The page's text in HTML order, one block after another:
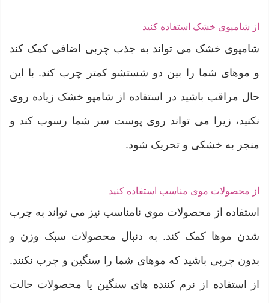
از شامپوی خشک استفاده کنید
شامپوی خشک می تواند به جذب چربی اضافی کمک کند
و موهای شما را بین دو شستشو کمتر چرب کند. با این
حال مراقب باشید در استفاده از شامپو خشک زیاده روی
نکنید، زیرا می تواند روی پوست سر شما رسوب کند و
منجر به خشکی و تحریک شود.
از محصولات موی مناسب استفاده کنید
استفاده از محصولات موی نامناسب نیز می تواند به چرب
شدن موها کمک کند. به دنبال محصولات سبک وزن و
بدون چربی باشید که موهای شما را سنگین و چرب نکنند.
از استفاده از نرم کننده های سنگین یا محصولات حالت